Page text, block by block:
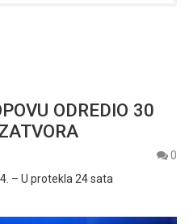
ODREDIO 30
0
– U protekla 24 sata